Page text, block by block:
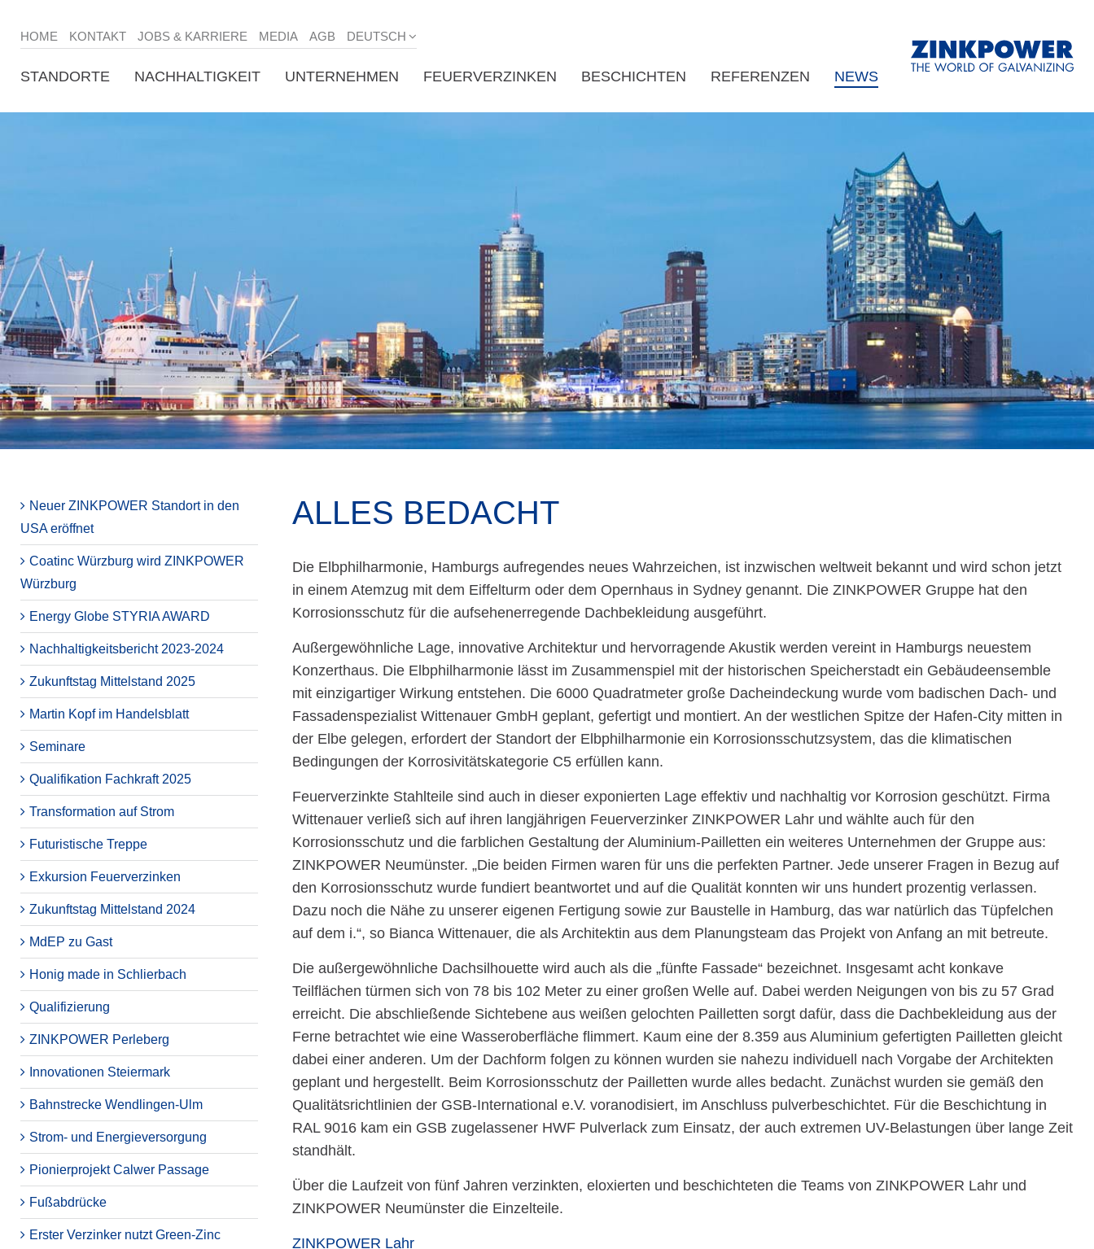
HOME KONTAKT JOBS & KARRIERE MEDIA AGB DEUTSCH
STANDORTE NACHHALTIGKEIT UNTERNEHMEN FEUERVERZINKEN BESCHICHTEN REFERENZEN NEWS
Neuer ZINKPOWER Standort in den
USA eröffnet
Coatinc Würzburg wird ZINKPOWER
Würzburg
Energy Globe STYRIA AWARD
Nachhaltigkeitsbericht 2023-2024
Zukunftstag Mittelstand 2025
Martin Kopf im Handelsblatt
Seminare
Qualifikation Fachkraft 2025
Transformation auf Strom
Futuristische Treppe
Exkursion Feuerverzinken
Zukunftstag Mittelstand 2024
MdEP zu Gast
Honig made in Schlierbach
Qualifizierung
ZINKPOWER Perleberg
Innovationen Steiermark
Bahnstrecke Wendlingen-Ulm
Strom- und Energieversorgung
Pionierprojekt Calwer Passage
Fußabdrücke
Erster Verzinker nutzt Green-Zinc
ALLES BEDACHT
Die Elbphilharmonie, Hamburgs aufregendes neues Wahrzeichen, ist inzwischen weltweit bekannt und wird schon jetzt
in einem Atemzug mit dem Eiffelturm oder dem Opernhaus in Sydney genannt. Die ZINKPOWER Gruppe hat den
Korrosionsschutz für die aufsehenerregende Dachbekleidung ausgeführt.
Außergewöhnliche Lage, innovative Architektur und hervorragende Akustik werden vereint in Hamburgs neuestem
Konzerthaus. Die Elbphilharmonie lässt im Zusammenspiel mit der historischen Speicherstadt ein Gebäudeensemble
mit einzigartiger Wirkung entstehen. Die 6000 Quadratmeter große Dacheindeckung wurde vom badischen Dach- und
Fassadenspezialist Wittenauer GmbH geplant, gefertigt und montiert. An der westlichen Spitze der Hafen-City mitten in
der Elbe gelegen, erfordert der Standort der Elbphilharmonie ein Korrosionsschutzsystem, das die klimatischen
Bedingungen der Korrosivitätskategorie C5 erfüllen kann.
Feuerverzinkte Stahlteile sind auch in dieser exponierten Lage effektiv und nachhaltig vor Korrosion geschützt. Firma
Wittenauer verließ sich auf ihren langjährigen Feuerverzinker ZINKPOWER Lahr und wählte auch für den
Korrosionsschutz und die farblichen Gestaltung der Aluminium-Pailletten ein weiteres Unternehmen der Gruppe aus:
ZINKPOWER Neumünster. „Die beiden Firmen waren für uns die perfekten Partner. Jede unserer Fragen in Bezug auf
den Korrosionsschutz wurde fundiert beantwortet und auf die Qualität konnten wir uns hundert prozentig verlassen.
Dazu noch die Nähe zu unserer eigenen Fertigung sowie zur Baustelle in Hamburg, das war natürlich das Tüpfelchen
auf dem i.“, so Bianca Wittenauer, die als Architektin aus dem Planungsteam das Projekt von Anfang an mit betreute.
Die außergewöhnliche Dachsilhouette wird auch als die „fünfte Fassade“ bezeichnet. Insgesamt acht konkave
Teilflächen türmen sich von 78 bis 102 Meter zu einer großen Welle auf. Dabei werden Neigungen von bis zu 57 Grad
erreicht. Die abschließende Sichtebene aus weißen gelochten Pailletten sorgt dafür, dass die Dachbekleidung aus der
Ferne betrachtet wie eine Wasseroberfläche flimmert. Kaum eine der 8.359 aus Aluminium gefertigten Pailletten gleicht
dabei einer anderen. Um der Dachform folgen zu können wurden sie nahezu individuell nach Vorgabe der Architekten
geplant und hergestellt. Beim Korrosionsschutz der Pailletten wurde alles bedacht. Zunächst wurden sie gemäß den
Qualitätsrichtlinien der GSB-International e.V. voranodisiert, im Anschluss pulverbeschichtet. Für die Beschichtung in
RAL 9016 kam ein GSB zugelassener HWF Pulverlack zum Einsatz, der auch extremen UV-Belastungen über lange Zeit
standhält.
Über die Laufzeit von fünf Jahren verzinkten, eloxierten und beschichteten die Teams von ZINKPOWER Lahr und
ZINKPOWER Neumünster die Einzelteile.
ZINKPOWER Lahr